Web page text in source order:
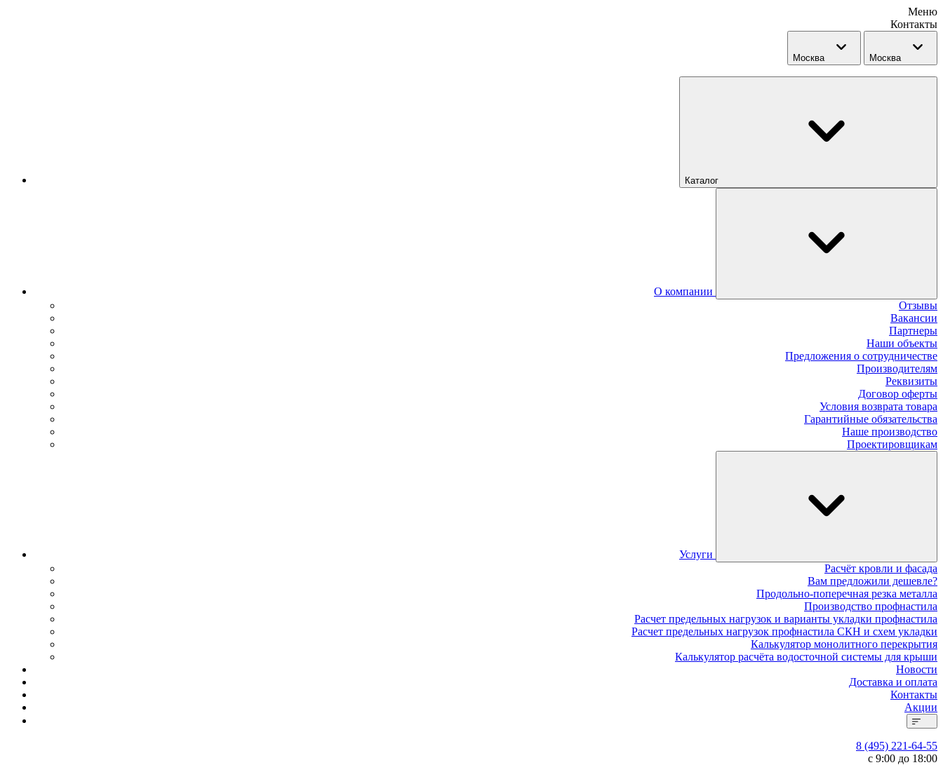
Меню
Контакты
Москва Москва
Каталог
О компании
Отзывы
Вакансии
Партнеры
Наши объекты
Предложения о сотрудничестве
Производителям
Реквизиты
Договор оферты
Условия возврата товара
Гарантийные обязательства
Наше производство
Проектировщикам
Услуги
Расчёт кровли и фасада
Вам предложили дешевле?
Продольно-поперечная резка металла
Производство профнастила
Расчет предельных нагрузок и варианты укладки профнастила
Расчет предельных нагрузок профнастила СКН и схем укладки
Калькулятор монолитного перекрытия
Калькулятор расчёта водосточной системы для крыши
Новости
Доставка и оплата
Контакты
Акции
8 (495) 221-64-55
с 9:00 до 18:00